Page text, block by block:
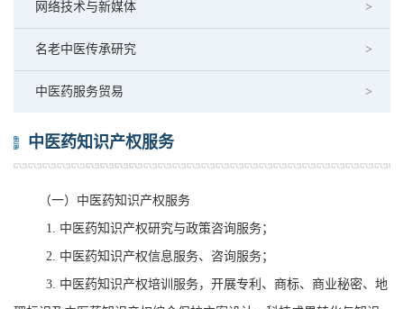
网络技术与新媒体
名老中医传承研究
中医药服务贸易
中医药知识产权服务
（一）中医药知识产权服务
1. 中医药知识产权研究与政策咨询服务；
2. 中医药知识产权信息服务、咨询服务；
3. 中医药知识产权培训服务，开展专利、商标、商业秘密、地